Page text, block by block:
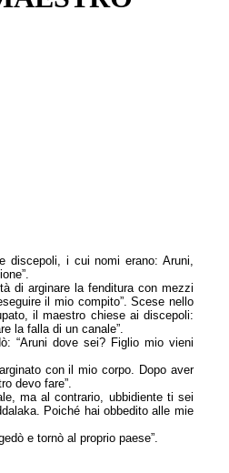
discepoli, i cui nomi erano: Aruni,
di arginare la fenditura con mezzi
il mio compito”. Scese nello
il maestro chiese ai discepoli:
la falla di un canale”.
“Aruni dove sei? Figlio mio vieni
con il mio corpo. Dopo aver
devo fare”.
ma al contrario, ubbidiente ti sei
Poiché hai obbedito alle mie
e tornò al proprio paese”.